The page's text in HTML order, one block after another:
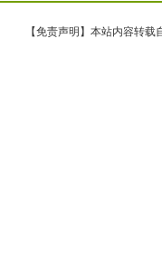
【免责声明】本站内容转